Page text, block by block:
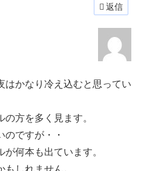
返信
はかなり冷え込むと思ってい
方を多く見ます。
のですが・・
何本も出ています。